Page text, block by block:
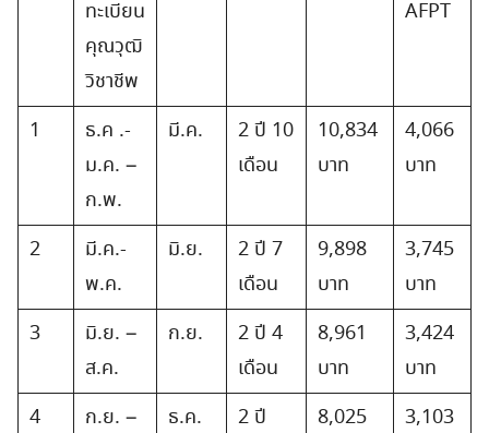
ทะเบียน
คุณวุฒิ
วิชาชีพ
AFPT
1
ธ.ค .-
ม.ค. –
ก.พ.
มี.ค.
2 ปี 10
เดือน
10,834
บาท
4,066
บาท
2
มี.ค.-
พ.ค.
มิ.ย.
2 ปี 7
เดือน
9,898
บาท
3,745
บาท
3
มิ.ย. –
ส.ค.
ก.ย.
2 ปี 4
เดือน
8,961
บาท
3,424
บาท
4
ก.ย. – ธ.ค. 2 ปี 8,025 3,103